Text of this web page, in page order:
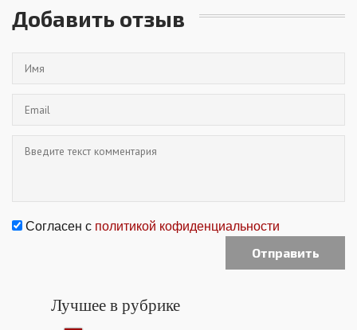
Добавить отзыв
Согласен с политикой кофиденциальности
Лучшее в рубрике